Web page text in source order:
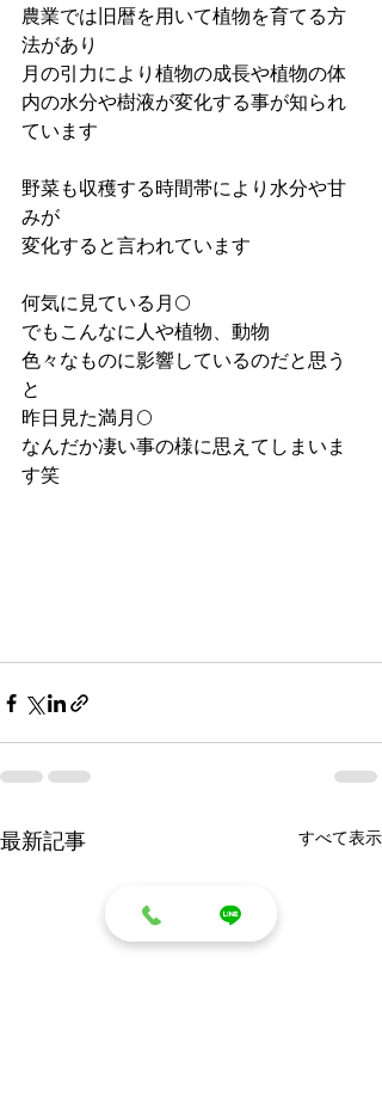
農業では旧暦を用いて植物を育てる方
法があり
月の引力により植物の成長や植物の体
内の水分や樹液が変化する事が知られ
ています
野菜も収穫する時間帯により水分や甘
みが
変化すると言われています
何気に見ている月🌕
でもこんなに人や植物、動物
色々なものに影響しているのだと思う
と
昨日見た満月🌕
なんだか凄い事の様に思えてしまいま
す笑
最新記事 すべて表示